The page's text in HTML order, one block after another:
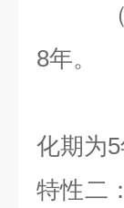
（3）
8年。
（4
化期为5
特性二